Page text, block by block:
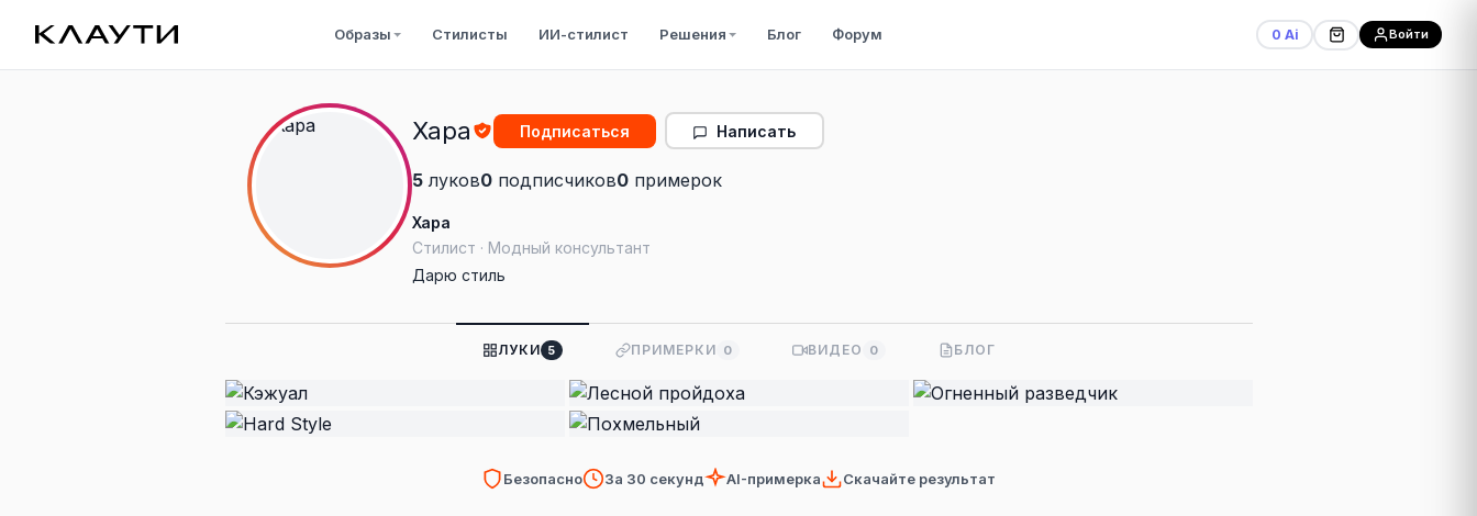
Образы Стилисты ИИ-стилист Решения Блог Форум 0 Ai Войти
Xapa Подписаться Написать
5луков0подписчиков0примерок
Xapa
Стилист · Модный консультант
Дарю стиль
ЛУКИ 5 ПРИМЕРКИ 0 ВИДЕО 0 БЛОГ
Безопасно За 30 секунд AI-примерка Скачайте результат